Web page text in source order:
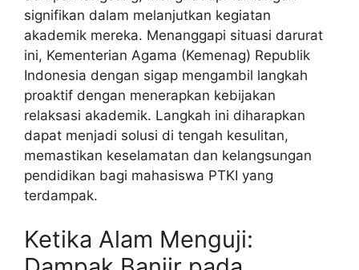
signifikan dalam melanjutkan kegiatan
akademik mereka. Menanggapi situasi darurat
ini, Kementerian Agama (Kemenag) Republik
Indonesia dengan sigap mengambil langkah
proaktif dengan menerapkan kebijakan
relaksasi akademik. Langkah ini diharapkan
dapat menjadi solusi di tengah kesulitan,
memastikan keselamatan dan kelangsungan
pendidikan bagi mahasiswa PTKI yang
terdampak.
Ketika Alam Menguji: